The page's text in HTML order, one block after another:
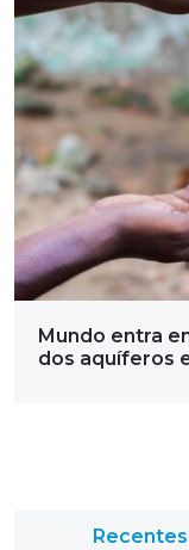
Mundo entra
dos aquíferos
Recentes